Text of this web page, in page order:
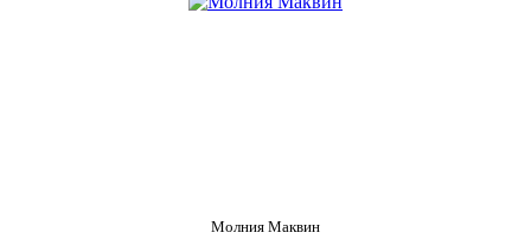
Молния Маквин